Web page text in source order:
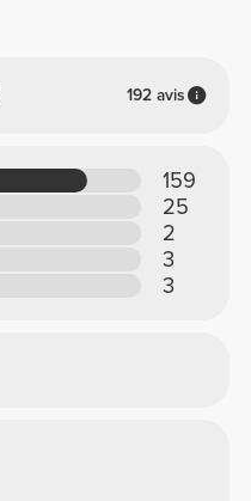
192 avis
159
25
2
3
3